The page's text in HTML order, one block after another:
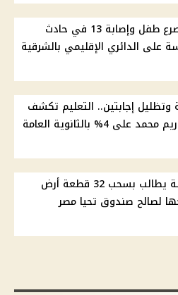
بالأسماء.. مصرع طفل وإصابة 13 في حادث
على الدائري الإقليمي بالشرقية
وتظليل إجابتين.. التعليم تكشف
4% بالثانوية العامة
توفيق عكاشة يطالب بسحب 32 قطعة أرض
لصالح صندوق تحيا مصر